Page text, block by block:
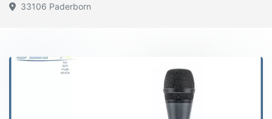
33106 Paderborn